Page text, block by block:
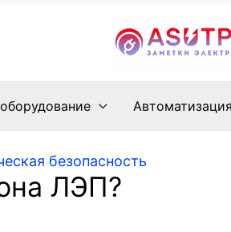
Автоматизация
безопасность
ЛЭП?